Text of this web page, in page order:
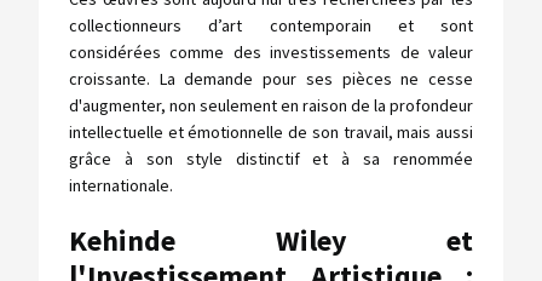
collectionneurs d’art contemporain et sont
considérées comme des investissements de valeur
croissante. La demande pour ses pièces ne cesse
d'augmenter, non seulement en raison de la profondeur
intellectuelle et émotionnelle de son travail, mais aussi
grâce à son style distinctif et à sa renommée
internationale.
Kehinde Wiley et